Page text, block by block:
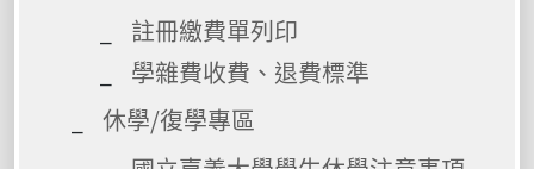
註冊繳費單列印
學雜費收費、退費標準
休學/復學專區